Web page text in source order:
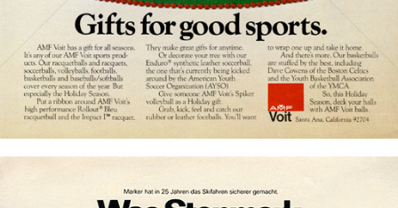
Bild-ID: 20338